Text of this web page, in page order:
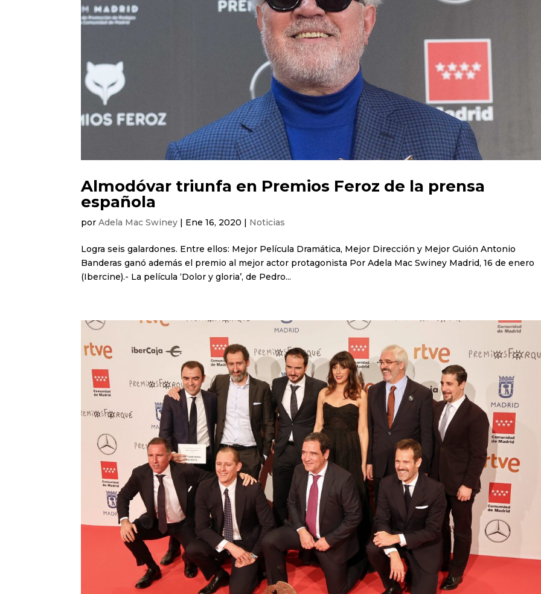
Almodóvar triunfa en Premios Feroz de la prensa
española
porAdela Mac Swiney | Ene 16, 2020 | Noticias
Logra seis galardones. Entre ellos: Mejor Película Dramática, Mejor Dirección y Mejor Guión Antonio
Banderas ganó además el premio al mejor actor protagonista Por Adela Mac Swiney Madrid, 16 de enero
(Ibercine).- La película ‘Dolor y gloria’, de Pedro...